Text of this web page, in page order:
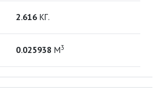
2.616 КГ.
0.025938 М3